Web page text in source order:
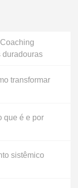
duradouras
transformar
que é e por
sistêmico